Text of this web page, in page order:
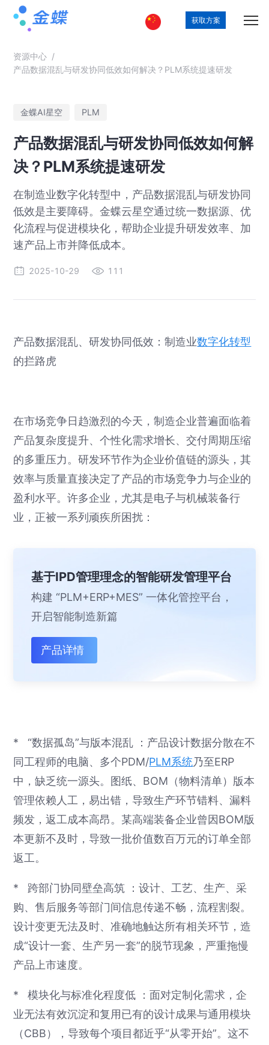
获取方案
资源中心 /
产品数据混乱与研发协同低效如何解决？PLM系统提速研发
金蝶AI星空 PLM
产品数据混乱与研发协同低效如何解
决？PLM系统提速研发
在制造业数字化转型中，产品数据混乱与研发协同
低效是主要障碍。金蝶云星空通过统一数据源、优
化流程与促进模块化，帮助企业提升研发效率、加
速产品上市并降低成本。
2025-10-29 111
产品数据混乱、研发协同低效：制造业数字化转型
的拦路虎
在市场竞争日趋激烈的今天，制造企业普遍面临着
产品复杂度提升、个性化需求增长、交付周期压缩
的多重压力。研发环节作为企业价值链的源头，其
效率与质量直接决定了产品的市场竞争力与企业的
盈利水平。许多企业，尤其是电子与机械装备行
业，正被一系列顽疾所困扰：
基于IPD管理理念的智能研发管理平台
构建 “PLM+ERP+MES” 一体化管控平台，
开启智能制造新篇
产品详情
* “数据孤岛”与版本混乱 ：产品设计数据分散在不
同工程师的电脑、多个PDM/PLM系统乃至ERP
中，缺乏统一源头。图纸、BOM（物料清单）版本
管理依赖人工，易出错，导致生产环节错料、漏料
频发，返工成本高昂。某高端装备企业曾因BOM版
本更新不及时，导致一批价值数百万元的订单全部
返工。
* 跨部门协同壁垒高筑 ：设计、工艺、生产、采
购、售后服务等部门间信息传递不畅，流程割裂。
设计变更无法及时、准确地触达所有相关环节，造
成“设计一套、生产另一套”的脱节现象，严重拖慢
产品上市速度。
* 模块化与标准化程度低 ：面对定制化需求，企
业无法有效沉淀和复用已有的设计成果与通用模块
（CBB），导致每个项目都近乎“从零开始”。这不